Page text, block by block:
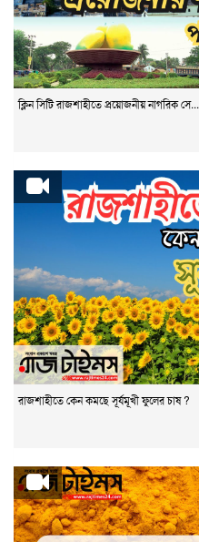
ক্লিন সিটি রাজশাহীতে প্রয়োজনীয় নাগরিক সে...
রাজশাহীতে কেন কমছে সূর্যমূখী ফুলের চাষ ?